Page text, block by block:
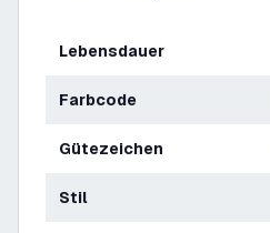
Lebensdauer
Farbcode
Gütezeichen
Stil